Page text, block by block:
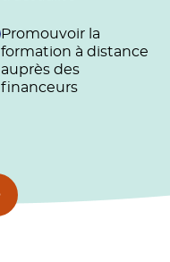
Promouvoir la
formation à distance
auprès des
financeurs